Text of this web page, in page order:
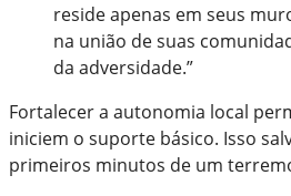
reside apenas em seus
na união de suas
da adversidade.”
Fortalecer a autonomia local
iniciem o suporte básico. Isso
primeiros minutos de um